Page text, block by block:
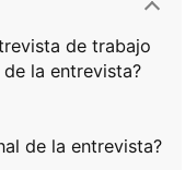
de trabajo
la entrevista?
de la entrevista?